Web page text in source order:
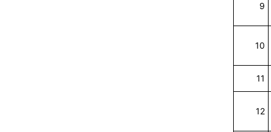
9
10
11
12